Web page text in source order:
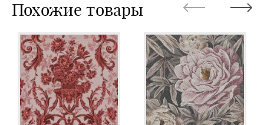
Похожие товары